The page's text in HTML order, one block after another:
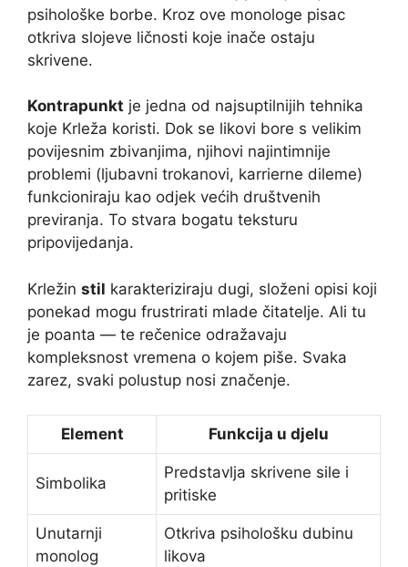
psihološke borbe. Kroz ove monologe pisac
otkriva slojeve ličnosti koje inače ostaju
skrivene.
Kontrapunkt je jedna od najsuptilnijih tehnika
koje Krleža koristi. Dok se likovi bore s velikim
povijesnim zbivanjima, njihovi najintimnije
problemi (ljubavni trokanovi, karrierne dileme)
funkcioniraju kao odjek većih društvenih
previranja. To stvara bogatu teksturu
pripovijedanja.
Krležin stil karakteriziraju dugi, složeni opisi koji
ponekad mogu frustrirati mlade čitatelje. Ali tu
je poanta — te rečenice odražavaju
kompleksnost vremena o kojem piše. Svaka
zarez, svaki polustup nosi značenje.
Element Funkcija u djelu
Simbolika
Predstavlja skrivene sile i
pritiske
Unutarnji
monolog
Otkriva psihološku dubinu
likova